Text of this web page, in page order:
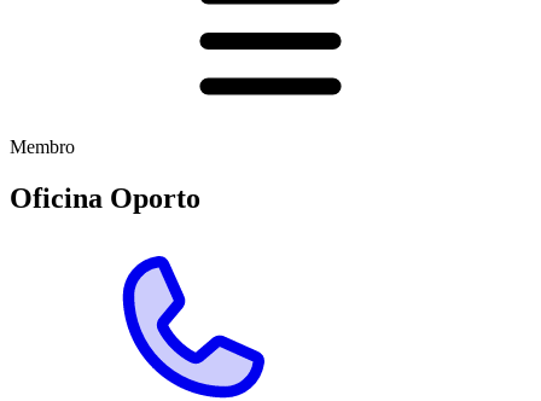
Membro
Oficina Oporto